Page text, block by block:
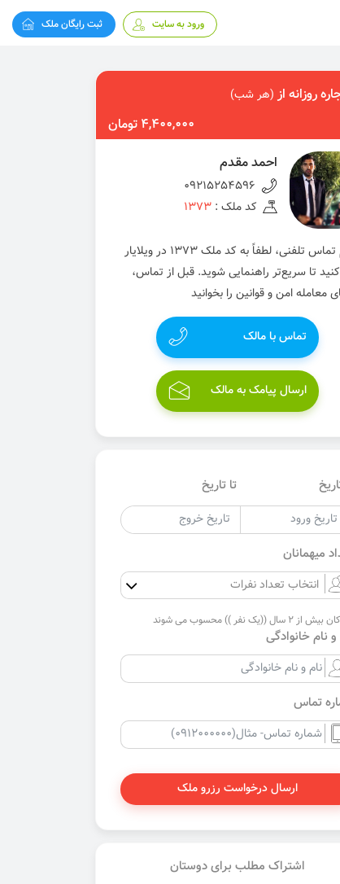
ورود به سایت ثبت رایگان ملک
روزانه از(هر شب)
4,400,000 تومان
احمد مقدم
09215254596
کد ملک : 1373
هنگام تماس تلفنی، لطفاً به کد ملک 1373 در ویلایار
تا سریع‌تر راهنمایی شوید. قبل از تماس،
معامله امن و قوانین را بخوانید
تماس با مالک
ارسال پیامک به مالک
تا تاریخ
میهمانان
2 سال ((یک نفر )) محسوب می شوند
و نام خانوادگی
تماس
ارسال درخواست رزرو ملک
اشتراک مطلب برای دوستان